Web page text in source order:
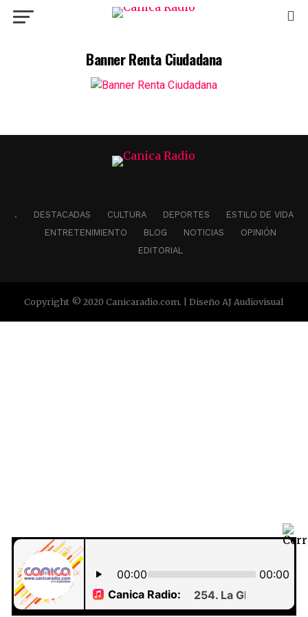
Banner Renta Ciudadana
. DESTACADAS CULTURA DEPORTES
ESTILO DE VIDA
ENTRETENIMIENTO
BLOG NOTICIAS
OPINIÓN
EDITORIAL
Copyright © 2020 Canicaradio.com. | Diseño AJ Audiovisual